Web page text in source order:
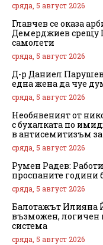
сряда, 5 август 2026
Главчев се оказа
Демерджиев срещу
самолети
сряда, 5 август 2026
Д-р Даниел Парушев
една жена да чуе
сряда, 5 август 2026
Необявеният от
с бухалката по
в антисемитизъм
сряда, 5 август 2026
Румен Радев:
проспаните години
сряда, 5 август 2026
Балотажът Илияна
възможен, логичен
система
сряда, 5 август 2026